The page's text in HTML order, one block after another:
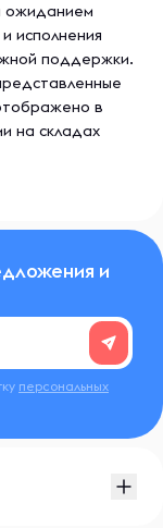
ожиданием
исполнения
поддержки.
в
на складах
и
персональных